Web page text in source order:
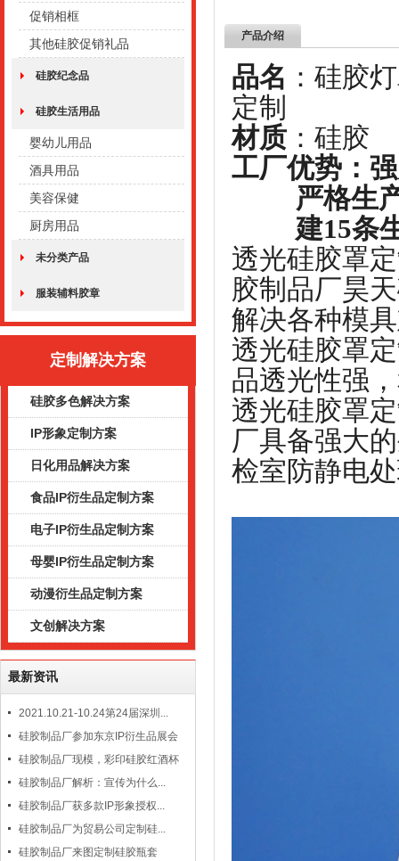
促销相框
其他硅胶促销礼品
硅胶纪念品
硅胶生活用品
婴幼儿用品
酒具用品
美容保健
厨房用品
未分类产品
服装辅料胶章
定制解决方案
硅胶多色解决方案
IP形象定制方案
日化用品解决方案
食品IP衍生品定制方案
电子IP衍生品定制方案
母婴IP衍生品定制方案
动漫衍生品定制方案
文创解决方案
最新资讯
2021.10.21-10.24第24届深圳...
硅胶制品厂参加东京IP衍生品展会
硅胶制品厂现模，彩印硅胶红酒杯
硅胶制品厂解析：宣传为什么...
硅胶制品厂获多款IP形象授权...
硅胶制品厂为贸易公司定制硅...
硅胶制品厂来图定制硅胶瓶套
产品介绍
品名 ：
定制
材质
工厂优势：
严格生产
建15条生
透光硅胶罩
胶制品厂昊
解决各种模
透光硅胶罩
品透光性强
透光硅胶罩
厂具备强大
检室防静电